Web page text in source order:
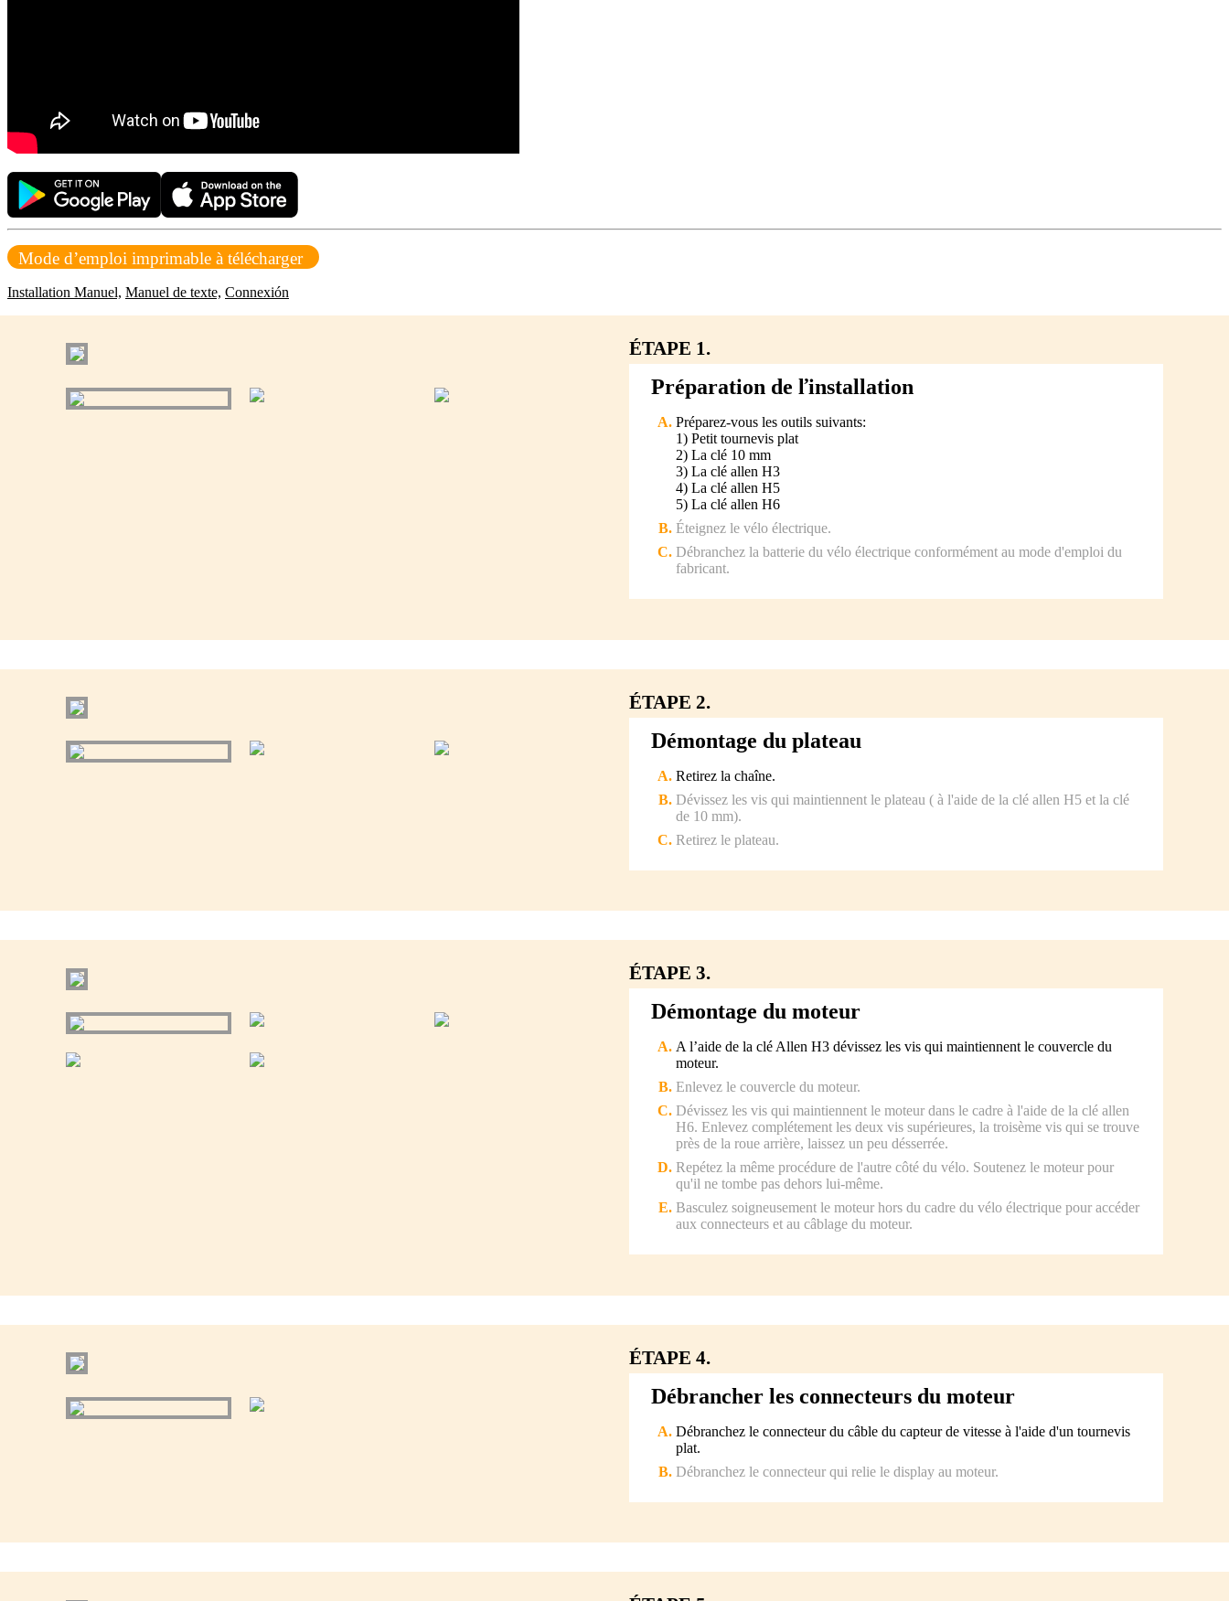
Mode d’emploi imprimable à télécharger
Installation Manuel, Manuel de texte, Connexión
ÉTAPE 1.
Préparation de ľinstallation
Préparez-vous les outils suivants:
1) Petit tournevis plat
2) La clé 10 mm
3) La clé allen H3
4) La clé allen H5
5) La clé allen H6
Éteignez le vélo électrique.
Débranchez la batterie du vélo électrique conformément au mode d'emploi du
fabricant.
ÉTAPE 2.
Démontage du plateau
Retirez la chaîne.
Dévissez les vis qui maintiennent le plateau ( à l'aide de la clé allen H5 et la clé
de 10 mm).
Retirez le plateau.
ÉTAPE 3.
Démontage du moteur
A l’aide de la clé Allen H3 dévissez les vis qui maintiennent le couvercle du
moteur.
Enlevez le couvercle du moteur.
Dévissez les vis qui maintiennent le moteur dans le cadre à l'aide de la clé allen
H6. Enlevez complétement les deux vis supérieures, la troisème vis qui se trouve
près de la roue arrière, laissez un peu désserrée.
Repétez la même procédure de l'autre côté du vélo. Soutenez le moteur pour
qu'il ne tombe pas dehors lui-même.
Basculez soigneusement le moteur hors du cadre du vélo électrique pour accéder
aux connecteurs et au câblage du moteur.
ÉTAPE 4.
Débrancher les connecteurs du moteur
Débranchez le connecteur du câble du capteur de vitesse à l'aide d'un tournevis
plat.
Débranchez le connecteur qui relie le display au moteur.